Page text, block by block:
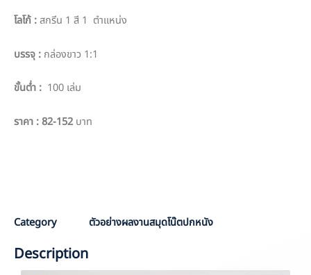
โลโก้ :สกรีน 1 สี 1 ตำแหน่ง
บรรจุ : กล่องขาว 1:1
ขั้นต่ำ : 100 เล่ม
ราคา : 82-152 บาท
Category ตัวอย่างผลงานสมุดโน๊ตปกหนัง
Description